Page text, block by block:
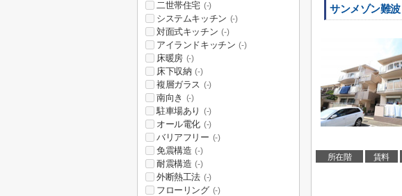
サンメゾン難波
所在階 賃料
二世帯住宅 (-)
システムキッチン (-)
対面式キッチン (-)
アイランドキッチン (-)
床暖房 (-)
床下収納 (-)
複層ガラス (-)
南向き (-)
駐車場あり (-)
オール電化 (-)
バリアフリー (-)
免震構造 (-)
耐震構造 (-)
外断熱工法 (-)
フローリング (-)